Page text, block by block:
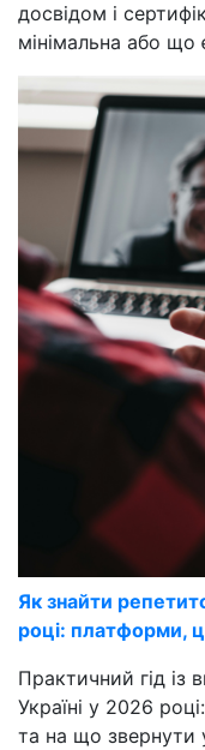
досвідом і
мінімальна або що
Як знайти
році: платформи,
Практичний гід із
Україні у 2026
та на що звернути